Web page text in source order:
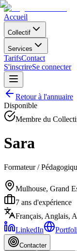
Accueil
Collectif
Services
TarifsContact
S'inscrireSe connecter
Retour à l'annuaire
Disponible
Membre du
Sara
Formateur /
Mulhouse, Grand
7 ans d'expérience
Français, Anglais,
LinkedIn
Contacter